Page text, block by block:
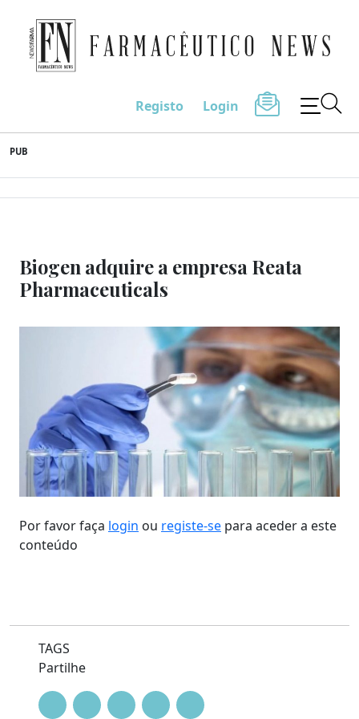
to
content
Farmacêutico News
Registo Login
PUB
Biogen adquire a empresa Reata
Pharmaceuticals
Por favor faça login ou registe-se para aceder a este
conteúdo
TAGS
Partilhe